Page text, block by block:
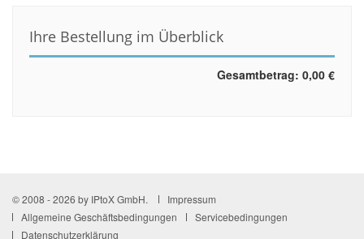
Ihre Bestellung im Überblick
Gesamtbetrag: 0,00 €
© 2008 - 2026 by IPtoX GmbH.
Impressum
Allgemeine Geschäftsbedingungen
Servicebedingungen
Datenschutzerklärung